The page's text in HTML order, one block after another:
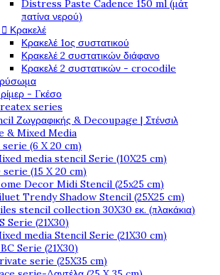
Distress Paste Cadence 150 ml (μάτ
πατίνα νερού)
 Κρακελέ
Κρακελέ 1ος συστατικού
Κρακελέ 2 συστατικών διάφανο
Κρακελέ 2 συστατικών - crocodile
- Γκέσο
series
Ζωγραφικής & Decoupage | Στένσιλ
& Mixed Media
serie (6 X 20 cm)
media stencil Serie (10X25 cm)
serie (15 X 20 cm)
Decor Midi Stencil (25x25 cm)
Trendy Shadow Stencil (25X25 cm)
stencil collection 30X30 εκ. (πλακάκια)
Serie (21X30)
media Stencil Serie (21X30 cm)
Serie (21X30)
serie (25X35 cm)